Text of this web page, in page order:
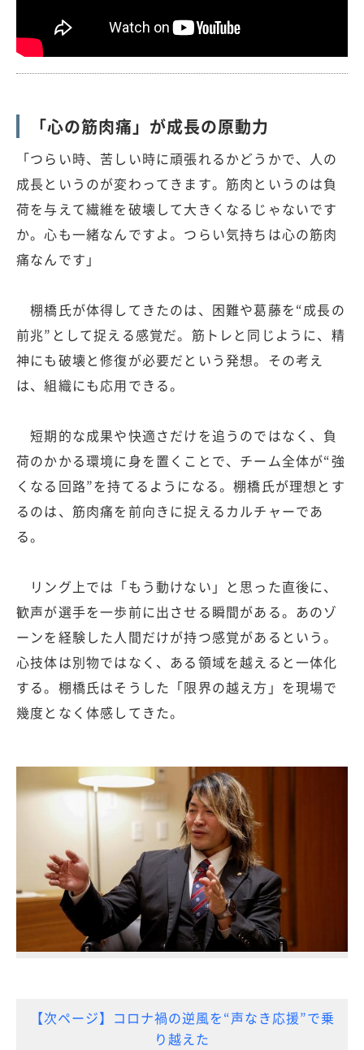
「心の筋肉痛」が成長の原動力
「つらい時、苦しい時に頑張れるかどうかで、人の
成長というのが変わってきます。筋肉というのは負
荷を与えて繊維を破壊して大きくなるじゃないです
か。心も一緒なんですよ。つらい気持ちは心の筋肉
痛なんです」
棚橋氏が体得してきたのは、困難や葛藤を“成長の
前兆”として捉える感覚だ。筋トレと同じように、精
神にも破壊と修復が必要だという発想。その考え
は、組織にも応用できる。
短期的な成果や快適さだけを追うのではなく、負
荷のかかる環境に身を置くことで、チーム全体が“強
くなる回路”を持てるようになる。棚橋氏が理想とす
るのは、筋肉痛を前向きに捉えるカルチャーであ
る。
リング上では「もう動けない」と思った直後に、
歓声が選手を一歩前に出させる瞬間がある。あのゾ
ーンを経験した人間だけが持つ感覚があるという。
心技体は別物ではなく、ある領域を越えると一体化
する。棚橋氏はそうした「限界の越え方」を現場で
幾度となく体感してきた。
【次ページ】コロナ禍の逆風を“声なき応援”で乗
り越えた